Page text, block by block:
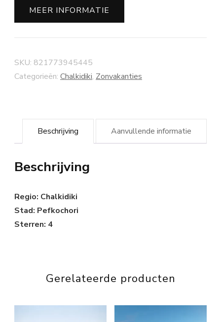
MEER INFORMATIE
SKU: 821773945445
Categorieën: Chalkidiki, Zonvakanties
Beschrijving Aanvullende informatie
Beschrijving
Regio: Chalkidiki
Stad: Pefkochori
Sterren: 4
Gerelateerde producten